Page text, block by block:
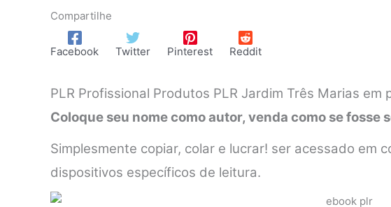
Compartilhe
Facebook Twitter Pinterest Reddit
PLR Profissional Produtos PLR Jardim Três Marias em
Coloque seu nome como autor, venda como se fosse
Simplesmente copiar, colar e lucrar! ser acessado em
dispositivos específicos de leitura.